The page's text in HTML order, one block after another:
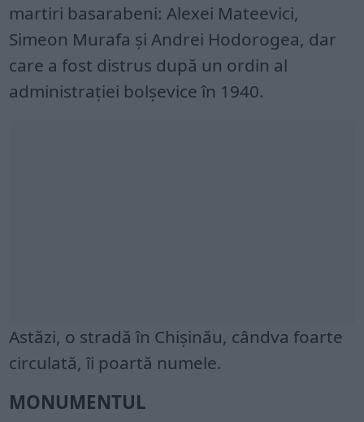
martiri basarabeni: Alexei Mateevici,
Simeon Murafa și Andrei Hodorogea, dar
care a fost distrus după un ordin al
administrației bolșevice în 1940.
Astăzi, o stradă în Chișinău, cândva foarte
circulată, îi poartă numele.
MONUMENTUL